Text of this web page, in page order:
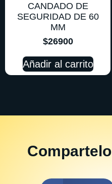
CANDADO DE
SEGURIDAD DE 60
MM
$26900
Añadir al carrito
Compartelo